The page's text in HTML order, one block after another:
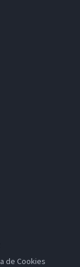
de Cookies